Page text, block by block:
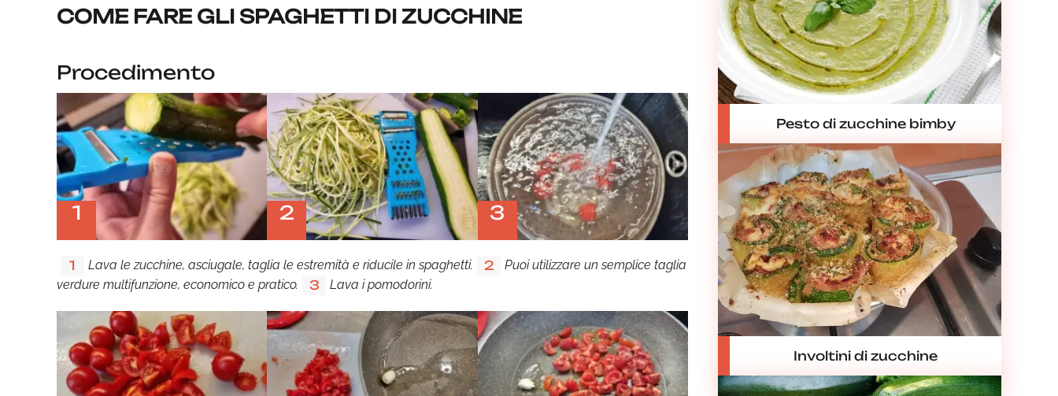
COME FARE GLI SPAGHETTI DI ZUCCHINE
Procedimento
1 2 3
1 Lava le zucchine, asciugale, taglia le estremità e riducile in spaghetti. 2
Puoi utilizzare un semplice taglia
verdure multifunzione, economico e pratico.
3 Lava i pomodorini.
Pesto di zucchine bimby
Involtini di zucchine